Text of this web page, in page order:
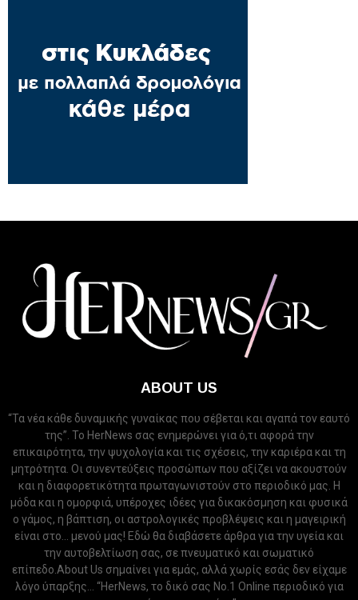
ABOUT US
“Τα νέα κάθε δυναμικής γυναίκας που σέβεται και αγαπά τον εαυτό
της”. Το HerNews σας ενημερώνει για ό,τι αφορά την
επικαιρότητα, την ψυχολογία και τις σχέσεις, την καριέρα και τη
μητρότητα. Οι συνεντεύξεις προσώπων που αξίζει να ακουστούν
και η διαφορετικότητα πρωταγωνιστούν στο περιοδικό μας. Η
μόδα και η ομορφιά, υπέροχες ιδέες για δικακόσμηση και φυσικά
ο γάμος, η βάπτιση, οι αστρολογικές προβλέψεις και η μαγειρική
είναι στο... μενού μας! Εδώ θα διαβάσετε άρθρα για την υγεία και
την αυτοβελτίωση σας, σε πνευματικό και σωματικό
επίπεδο.About Us σημαίνει για εμάς, αλλά χωρίς εσάς δεν είχαμε
λόγο ύπαρξης... “HerNews, το δικό σας Νo.1 Online περιοδικό για